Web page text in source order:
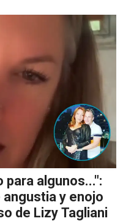
para algunos...":
y enojo
de Lizy Tagliani